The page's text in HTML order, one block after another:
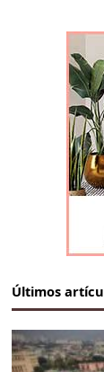
Últimos